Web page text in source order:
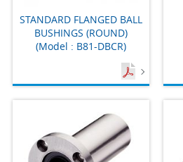
STANDARD FLANGED BALL
BUSHINGS (ROUND)
(Model : B81-DBCR)